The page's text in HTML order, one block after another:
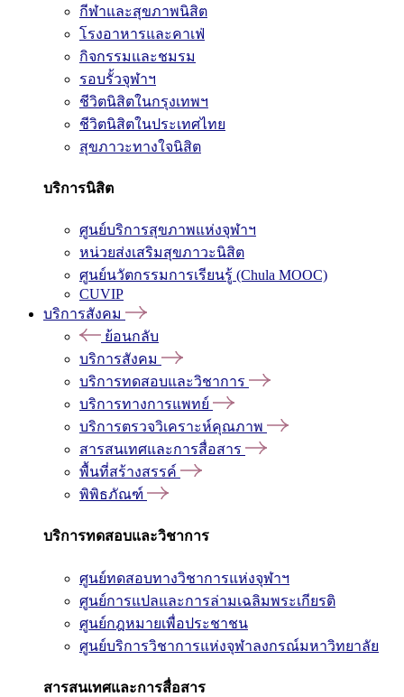
กีฬาและสุขภาพนิสิต
โรงอาหารและคาเฟ่
กิจกรรมและชมรม
รอบรั้วจุฬาฯ
ชีวิตนิสิตในกรุงเทพฯ
ชีวิตนิสิตในประเทศไทย
สุขภาวะทางใจนิสิต
บริการนิสิต
ศูนย์บริการสุขภาพแห่งจุฬาฯ
หน่วยส่งเสริมสุขภาวะนิสิต
ศูนย์นวัตกรรมการเรียนรู้ (Chula MOOC)
CUVIP
บริการสังคม
ย้อนกลับ
บริการสังคม
บริการทดสอบและวิชาการ
บริการทางการแพทย์
บริการตรวจวิเคราะห์คุณภาพ
สารสนเทศและการสื่อสาร
พื้นที่สร้างสรรค์
พิพิธภัณฑ์
บริการทดสอบและวิชาการ
ศูนย์ทดสอบทางวิชาการแห่งจุฬาฯ
ศูนย์การแปลและการล่ามเฉลิมพระเกียรติ
ศูนย์กฎหมายเพื่อประชาชน
ศูนย์บริการวิชาการแห่งจุฬาลงกรณ์มหาวิทยาลัย
สารสนเทศและการสื่อสาร